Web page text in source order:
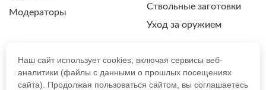
Модераторы
Ствольные заготовки
Уход за оружием
ПОЛИТИКА КОНФИДЕНЦИАЛЬНОСТИ
Наш сайт использует cookies, включая сервисы веб-
аналитики (файлы с данными о прошлых посещениях
сайта). Продолжая пользоваться сайтом, вы соглашаетесь